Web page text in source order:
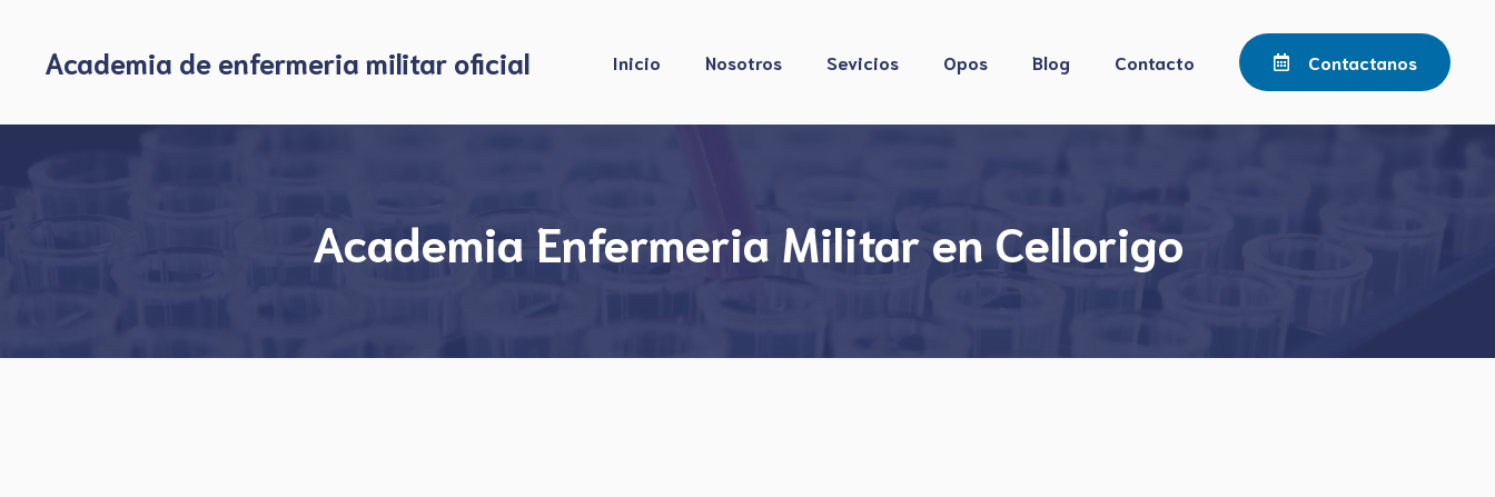
contentAcademia de enfermeria militar oficial Inicio Nosotros Sevicios Opos Blog Contacto Contactanos
Academia Enfermeria Militar en Cellorigo